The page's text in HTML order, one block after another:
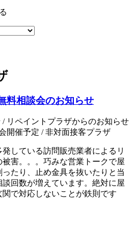
料相談会のお知らせ
/ リペイントプラザからのお知らせ
開催予定 / 非対面接客プラザ
している訪問販売業者によるリ
害。。。巧みな営業トークで屋
たり、止め金具を抜いたりと当
回数が増えています。絶対に屋
で対応しないことが鉄則です